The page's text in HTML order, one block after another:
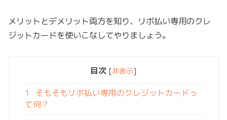
メリットとデメリット両方を知り、リボ払い専用のクレ
ジットカードを使いこなしてやりましょう。
目次 [非表示]
1
そもそもリボ払い専用のクレジットカードっ
て何？